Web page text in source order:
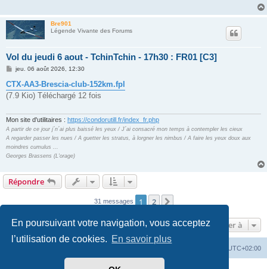
En poursuivant votre navigation, vous acceptez
l’utilisation de cookies. En savoir plus
Bre901
Légende Vivante des Forums
Vol du jeudi 6 aout - TchinTchin - 17h30 : FR01 [C3]
M
s
s
a
jeu. 06 août 2026, 12:30
CTX-AA3-Brescia-club-152km.fpl
(7.9 Kio) Téléchargé 12 fois
Mon site d'utilitaires : https://condorutill.fr/index_fr.php
A partir de ce jour j´n´ai plus baissé les yeux / J´ai consacré mon temps à contempler les cieux
A regarder passer les nues / A guetter les stratus, à lorgner les nimbus / A faire les yeux doux aux
moindres cumulus ...
Georges Brassens (L'orage)
Répondre
31 messages 1 2 Suivante
Aller à
UTC+02:00